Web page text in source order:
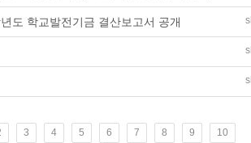
도 학교발전기금 결산보고서 공개
년도 2학기 수익자부담경비 (유초중고 CCA, 현
년도 예산서(학교회계, 법인회계,학교발전기금)
3 4 5 6 7 8 9 10